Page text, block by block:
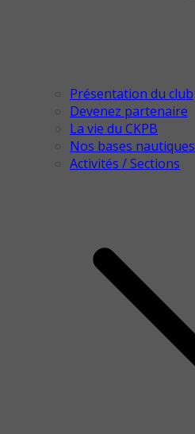
Présentation du club
Devenez partenaire
La vie du CKPB
Nos bases nautiques
Activités / Sections